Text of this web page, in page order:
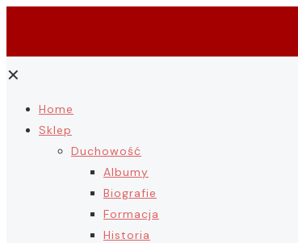
✕
Home
Sklep
Duchowość
Albumy
Biografie
Formacja
Historia